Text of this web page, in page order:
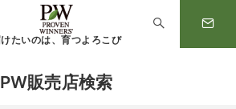
けたいのは、育つよろこび
PW販売店検索